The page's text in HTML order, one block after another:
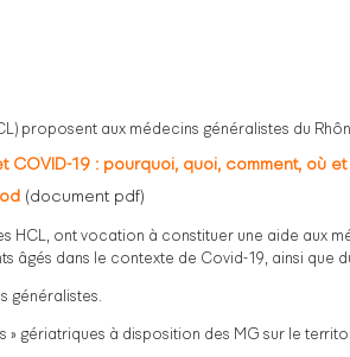
proposent aux médecins généralistes du
19 : pourquoi, quoi, comment, où
(document pdf)
HCL, ont vocation à constituer une aide aux
âgés dans le contexte de Covid-19, ainsi que
généralistes.
gériatriques à disposition des MG sur le